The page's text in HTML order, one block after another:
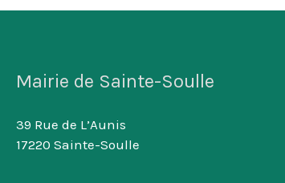
Mairie de Sainte-Soulle
39 Rue de L’Aunis
17220 Sainte-Soulle